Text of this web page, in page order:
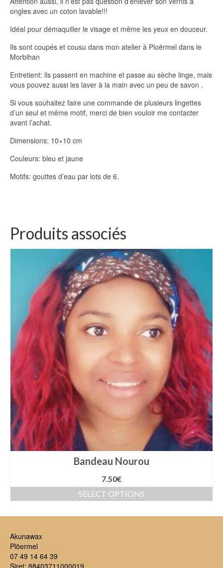
ongles avec un coton lavable!!!
Idéal pour démaquiller le visage et même les yeux en douceur.
Ils sont coupés et cousu dans mon atelier à Ploërmel dans le
Morbihan
Entretient: ils passent en machine et passe au sèche linge, mais
vous pouvez aussi les laver à la main avec un peu de savon .
Si vous souhaitez faire une commande de plusieurs lingettes
d’un seul et même motif, merci de bien vouloir me contacter
avant l’achat.
Dimensions: 10×10 cm
Couleurs: bleu et jaune
Motifs: gouttes d’eau par lots de 6.
Produits associés
Bandeau Nourou
7.50€
SELECT OPTIONS
Akunawax
Plöermel
07 49 14 64 39